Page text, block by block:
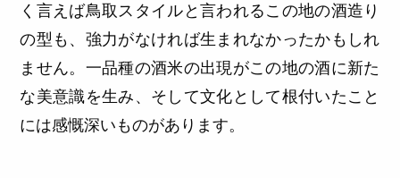
く言えば鳥取スタイルと言われるこの地の酒造り
の型も、強力がなければ生まれなかったかもしれ
ません。一品種の酒米の出現がこの地の酒に新た
な美意識を生み、そして文化として根付いたこと
には感慨深いものがあります。